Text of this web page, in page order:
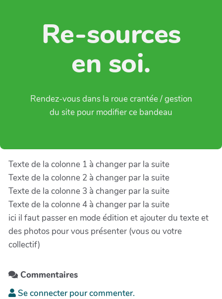
Re-sources
en soi.
Rendez-vous dans la roue crantée / gestion
du site pour modifier ce bandeau
Texte de la colonne 1 à changer par la suite
Texte de la colonne 2 à changer par la suite
Texte de la colonne 3 à changer par la suite
Texte de la colonne 4 à changer par la suite
ici il faut passer en mode édition et ajouter du texte et
des photos pour vous présenter (vous ou votre
collectif)
Commentaires
Se connecter pour commenter.